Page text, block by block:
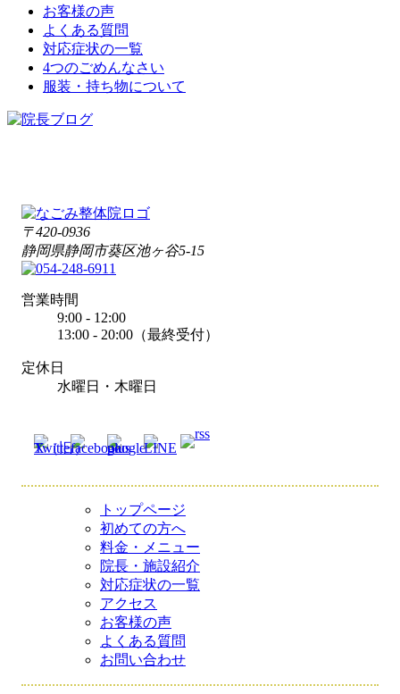
お客様の声
よくある質問
対応症状の一覧
4つのごめんなさい
服装・持ち物について
〒420-0936
静岡県静岡市葵区池ヶ谷5-15
営業時間
9:00 - 12:00
13:00 - 20:00（最終受付）
定休日
水曜日・木曜日
トップページ
初めての方へ
料金・メニュー
院長・施設紹介
対応症状の一覧
アクセス
お客様の声
よくある質問
お問い合わせ